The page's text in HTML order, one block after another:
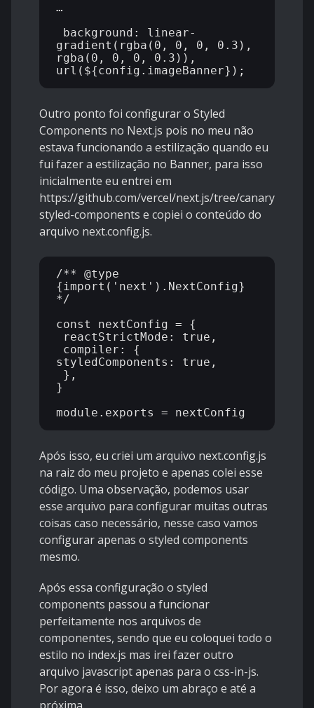
…
background: linear-
gradient(rgba(0, 0, 0, 0.3),
rgba(0, 0, 0, 0.3)),
Outro ponto foi configurar o Styled
Components no Next.js pois no meu não
estava funcionando a estilização quando eu
fui fazer a estilização no Banner, para isso
inicialmente eu entrei em
https://github.com/vercel/next.js/tree/canary/
styled-components e copiei o conteúdo do
arquivo next.config.js.
/** @type
{import('next').NextConfig}
*/
const nextConfig = {
reactStrictMode: true,
compiler: {
styledComponents: true,
},
}
Após isso, eu criei um arquivo next.config.js
na raiz do meu projeto e apenas colei esse
código. Uma observação, podemos usar
esse arquivo para configurar muitas outras
coisas caso necessário, nesse caso vamos
configurar apenas o styled components
mesmo.
Após essa configuração o styled
components passou a funcionar
perfeitamente nos arquivos de
componentes, sendo que eu coloquei todo o
estilo no index.js mas irei fazer outro
arquivo javascript apenas para o css-in-js.
Por agora é isso, deixo um abraço e até a